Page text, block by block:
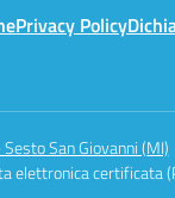
Privacy Policy
San Giovanni (MI)
elettronica certificata